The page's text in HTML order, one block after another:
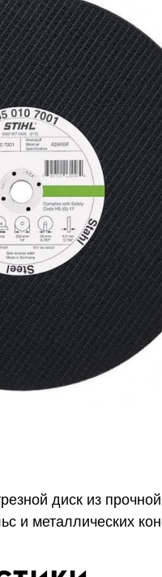
диск из
и металлических